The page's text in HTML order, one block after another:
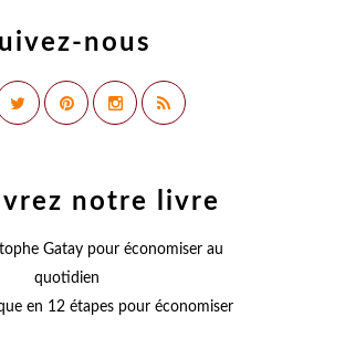
nous
notre livre
en 12 étapes pour économiser